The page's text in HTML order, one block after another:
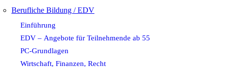
Berufliche Bildung / EDV
Einführung
EDV – Angebote für Teilnehmende ab 55
PC-Grundlagen
Wirtschaft, Finanzen, Recht